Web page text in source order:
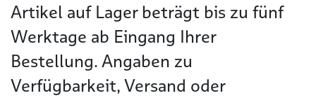
Artikel auf Lager beträgt bis zu fünf
Werktage ab Eingang Ihrer
Bestellung. Angaben zu
Verfügbarkeit, Versand oder